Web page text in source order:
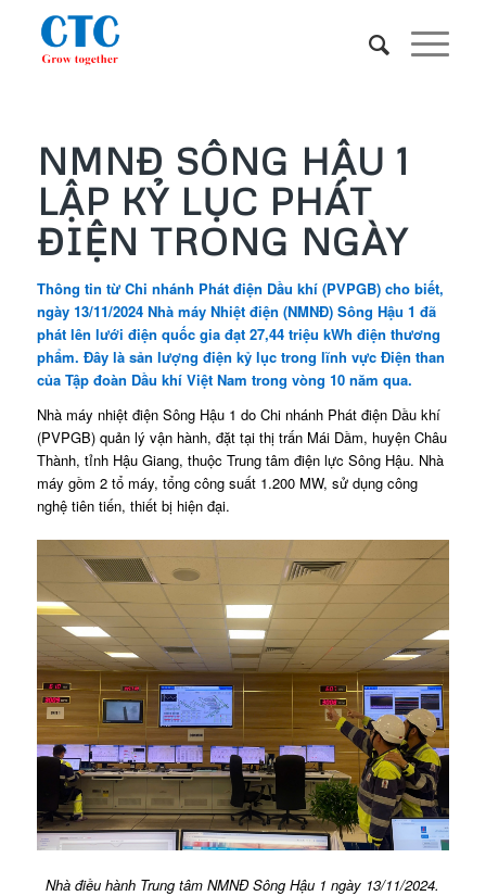
NMNĐ SÔNG HẬU 1
LẬP KỶ LỤC PHÁT
ĐIỆN TRONG NGÀY
Thông tin từ Chi nhánh Phát điện Dầu khí (PVPGB) cho biết,
ngày 13/11/2024 Nhà máy Nhiệt điện (NMNĐ) Sông Hậu 1 đã
phát lên lưới điện quốc gia đạt 27,44 triệu kWh điện thương
phẩm. Đây là sản lượng điện kỷ lục trong lĩnh vực Điện than
của Tập đoàn Dầu khí Việt Nam trong vòng 10 năm qua.
Nhà máy nhiệt điện Sông Hậu 1 do Chi nhánh Phát điện Dầu khí
(PVPGB) quản lý vận hành, đặt tại thị trấn Mái Dầm, huyện Châu
Thành, tỉnh Hậu Giang, thuộc Trung tâm điện lực Sông Hậu. Nhà
máy gồm 2 tổ máy, tổng công suất 1.200 MW, sử dụng công
nghệ tiên tiến, thiết bị hiện đại.
Nhà điều hành Trung tâm NMNĐ Sông Hậu 1 ngày 13/11/2024.